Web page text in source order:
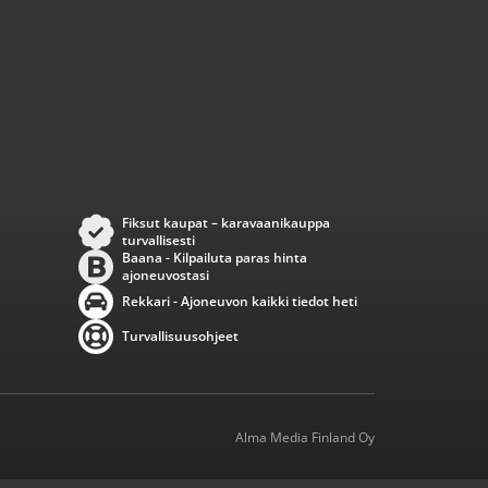
Fiksut kaupat – karavaanikauppa
turvallisesti
Baana - Kilpailuta paras hinta
ajoneuvostasi
Rekkari - Ajoneuvon kaikki tiedot heti
Turvallisuusohjeet
Alma Media Finland Oy